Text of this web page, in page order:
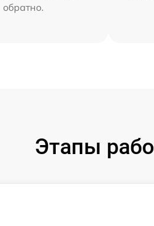
обратно.
Этапы